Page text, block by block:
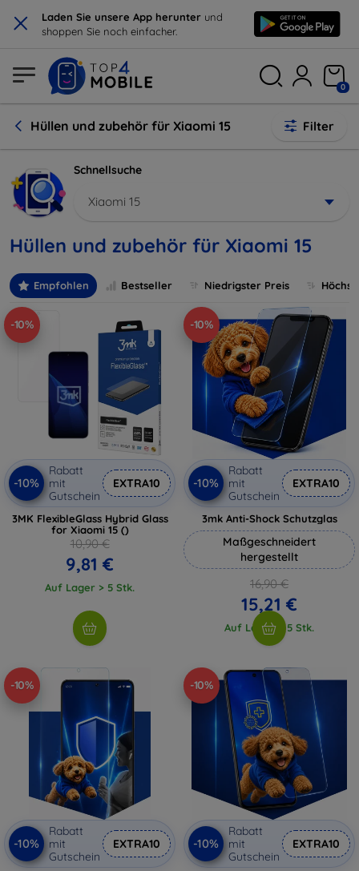
× Laden Sie unsere App herunter und
shoppen Sie noch einfacher.
0
Hüllen und zubehör für Xiaomi 15 Filter
Schnellsuche
Xiaomi 15
Hüllen und zubehör für Xiaomi 15
Empfohlen Bestseller Niedrigster Preis
-10%
-10%
Rabatt
mit
Gutschein
EXTRA10
3MK FlexibleGlass Hybrid Glass
for Xiaomi 15 ()
10,90 €
9,81 €
Auf Lager > 5 Stk.
-10%
-10%
Rabatt
mit
Gutschein
EXTRA10
3mk Anti-Shock Schutzglas
Maßgeschneidert
hergestellt
16,90 €
15,21 €
Auf Lager > 5 Stk.
-10%
-10%
Rabatt
mit
Gutschein
EXTRA10
-10%
-10%
Rabatt
mit
Gutschein
EXTRA10